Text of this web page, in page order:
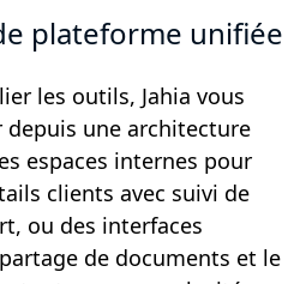
plateforme unifiée
les outils, Jahia vous
une architecture
espaces internes pour
clients avec suivi de
ou des interfaces
de documents et le